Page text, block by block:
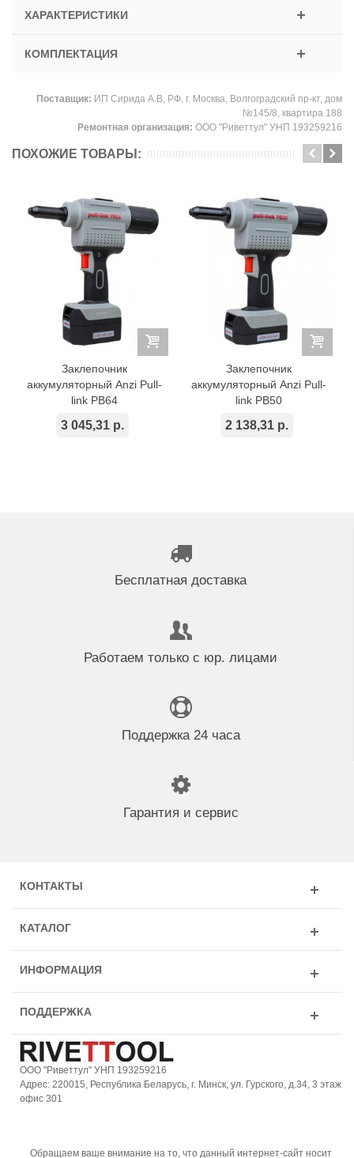
ХАРАКТЕРИСТИКИ
КОМПЛЕКТАЦИЯ
Поставщик: ИП Сирида А.В, РФ, г. Москва, Волгоградский пр-кт, дом
№145/8, квартира 188
Ремонтная организация: ООО "Риветтул" УНП 193259216
ПОХОЖИЕ ТОВАРЫ:
Заклепочник
аккумуляторный Anzi Pull-
link PB64
3 045,31 р.
Заклепочник
аккумуляторный Anzi Pull-
link PB50
2 138,31 р.
Бесплатная доставка
Работаем только с юр. лицами
Поддержка 24 часа
Гарантия и сервис
КОНТАКТЫ
КАТАЛОГ
ИНФОРМАЦИЯ
ПОДДЕРЖКА
ООО "Риветтул" УНП 193259216
Адрес: 220015, Республика Беларусь, г. Минск, ул. Гурского, д.34, 3 этаж
офис 301
Обращаем ваше внимание на то, что данный интернет-сайт носит